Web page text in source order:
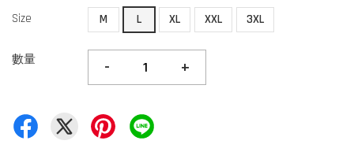
Size M L XL XXL 3XL
數量 - +